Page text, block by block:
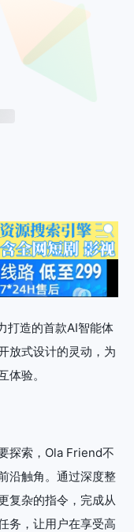
打造的首款AI智能体
放式设计的灵动，为
体验。
探索，Ola Friend不
沿触角。通过深度整
复杂的指令，完成从
务，让用户在享受高